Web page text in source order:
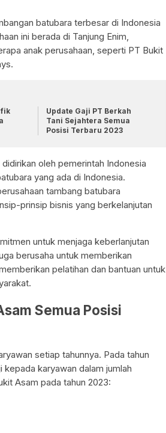
batubara terbesar di Indonesia
ini berada di Tanjung Enim,
anak perusahaan, seperti PT Bukit
Update Gaji PT Berkah
Tani Sejahtera Semua
Posisi Terbaru 2023
oleh pemerintah Indonesia
yang ada di Indonesia.
tambang batubara
prinsip bisnis yang berkelanjutan
untuk menjaga keberlanjutan
berusaha untuk memberikan
pelatihan dan bantuan untuk
Semua Posisi
setiap tahunnya. Pada tahun
karyawan dalam jumlah
Asam pada tahun 2023: